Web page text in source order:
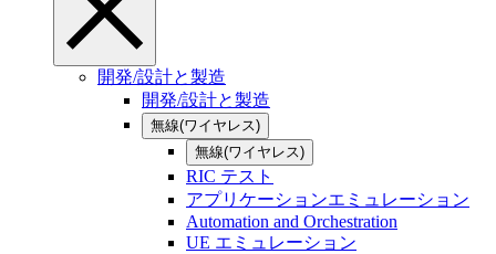
開発/設計と製造
開発/設計と製造
無線(ワイヤレス)
無線(ワイヤレス)
RIC テスト
アプリケーションエミュレーション
Automation and Orchestration
UE エミュレーション